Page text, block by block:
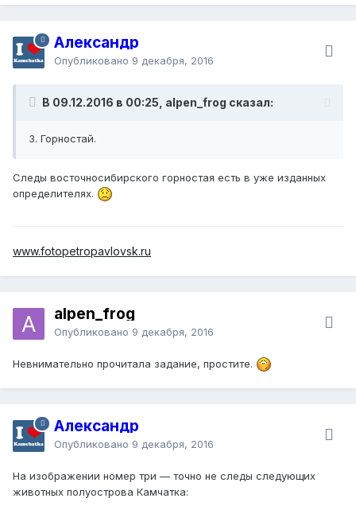
Александр
Опубликовано 9 декабря, 2016
В 09.12.2016 в 00:25, alpen_frog сказал:
3. Горностай.
Следы восточносибирского горностая есть в уже изданных
определителях.
www.fotopetropavlovsk.ru
alpen_frog
Опубликовано 9 декабря, 2016
Невнимательно прочитала задание, простите.
Александр
Опубликовано 9 декабря, 2016
На изображении номер три — точно не следы следующих
животных полуострова Камчатка: